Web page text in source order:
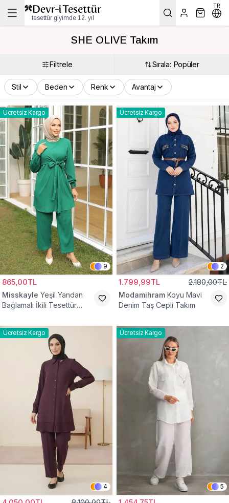
tesettür giyimde 12. yıl
TR
SHE OLIVE Takım
Filtrele Sırala: Popüler
Stil Beden Renk Avantaj
Ücretsiz Kargo
9
865,00TL
Misskayle Yeşil Yandan
Bağlamalı İkili Tesettür
Ücretsiz Kargo
2
1.799,99TL 2.180,00TL
Modamihram Koyu Mavi
Denim Taş Cepli Takım
Ücretsiz Kargo
4
Ücretsiz Kargo
5